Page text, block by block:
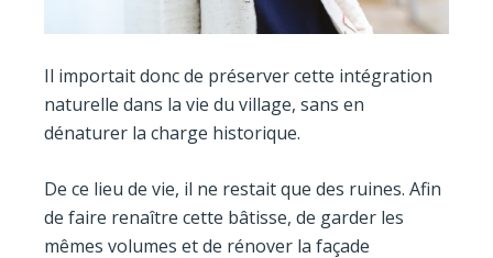
Il importait donc de préserver cette intégration
naturelle dans la vie du village, sans en
dénaturer la charge historique.
De ce lieu de vie, il ne restait que des ruines. Afin
de faire renaître cette bâtisse, de garder les
mêmes volumes et de rénover la façade